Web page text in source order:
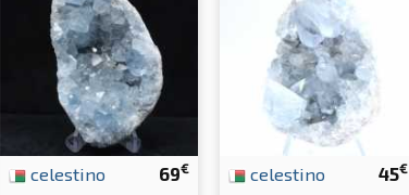
69€
celestino 45€
celestino